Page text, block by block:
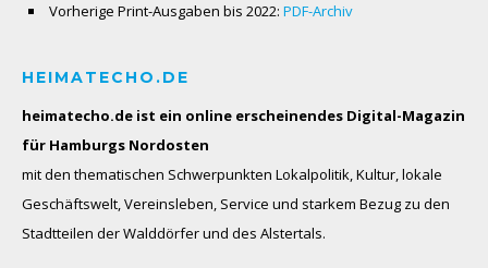
Vorherige Print-Ausgaben bis 2022: PDF-Archiv
HEIMATECHO.DE
heimatecho.de ist ein online erscheinendes Digital-Magazin
für Hamburgs Nordosten
mit den thematischen Schwerpunkten Lokalpolitik, Kultur, lokale
Geschäftswelt, Vereinsleben, Service und starkem Bezug zu den
Stadtteilen der Walddörfer und des Alstertals.